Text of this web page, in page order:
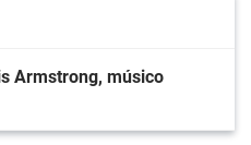
Armstrong, músico